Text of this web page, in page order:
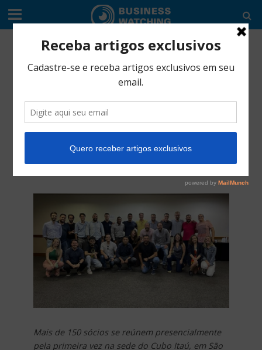
ESPECIAIS• SERVIÇO
Encontro Global
marca novo modelo
de trabalho da
Verum Partners
Mais de 150 sócios se reúnem presencialmente
pela primeira vez na sede do Cubo Itaú, em São